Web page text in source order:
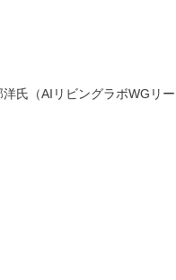
氏（AIリビングラボWGリー